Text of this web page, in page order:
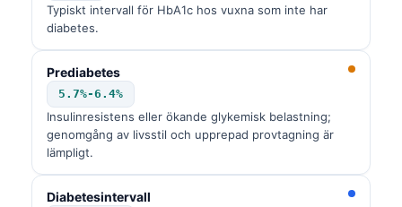
Typiskt intervall för HbA1c hos vuxna som inte har
diabetes.
Prediabetes
5.7%-6.4%
Insulinresistens eller ökande glykemisk belastning;
genomgång av livsstil och upprepad provtagning är
lämpligt.
Diabetesintervall